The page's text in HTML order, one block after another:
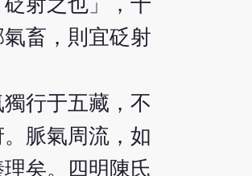
畜，則宜砭射
行于五藏，不
脈氣周流，如
矣。四明陳氏